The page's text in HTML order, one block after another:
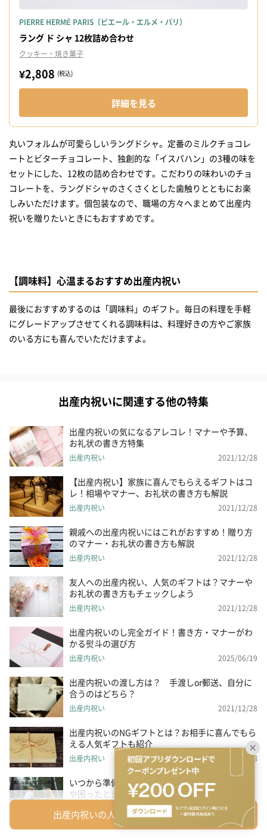
出産内祝いの人気ギフトを一覧から探す
PIERRE HERMÉ PARIS（ピエール・エルメ・パリ）
ラング ド シャ 12枚詰め合わせ
クッキー・焼き菓子
¥2,808 (税込)
詳細を見る
丸いフォルムが可愛らしいラングドシャ。定番のミルクチョコレ
ートとビターチョコレート、独創的な「イスパハン」の3種の味を
セットにした、12枚の詰め合わせです。こだわりの味わいのチョ
コレートを、ラングドシャのさくさくとした歯触りとともにお楽
しみいただけます。個包装なので、職場の方々へまとめて出産内
祝いを贈りたいときにもおすすめです。
【調味料】心温まるおすすめ出産内祝い
最後におすすめするのは「調味料」のギフト。毎日の料理を手軽
にグレードアップさせてくれる調味料は、料理好きの方やご家族
のいる方にも喜んでいただけますよ。
出産内祝いに関連する他の特集
出産内祝いの気になるアレコレ！マナーや予算、
お礼状の書き方特集
出産内祝い 2021/12/28
【出産内祝い】家族に喜んでもらえるギフトはコ
レ！相場やマナー、お礼状の書き方も解説
出産内祝い 2021/12/28
親戚への出産内祝いにはこれがおすすめ！贈り方
のマナー・お礼状の書き方も解説
出産内祝い 2021/12/28
友人への出産内祝い、人気のギフトは？マナーや
お礼状の書き方もチェックしよう
出産内祝い 2021/12/28
出産内祝いのし完全ガイド！書き方・マナーがわ
かる熨斗の選び方
出産内祝い 2025/06/19
出産内祝いの渡し方は？ 手渡しor郵送、自分に
合うのはどちら？
出産内祝い 2021/12/28
出産内祝いのNGギフトとは？お相手に喜んでもら
える人気ギフトも紹介
出産内祝い 2021/12/28
いつから準備を始めるの？出産内祝いを贈る時期
や困ったときの対処法とは
出産内祝い 2021/12/28